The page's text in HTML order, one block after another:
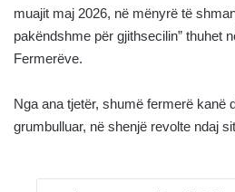
muajit maj 2026, në mënyrë të
pakëndshme për gjithsecilin” thuhet
Fermerëve.
Nga ana tjetër, shumë fermerë kanë
grumbulluar, në shenjë revolte ndaj